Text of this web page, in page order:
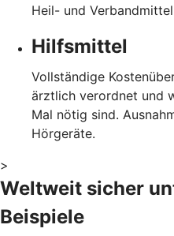
Heil- und
Hilfsmittel
Vollständige
ärztlich verordnet und
Mal nötig sind.
Hörgeräte.
>
Weltweit sicher
Beispiele